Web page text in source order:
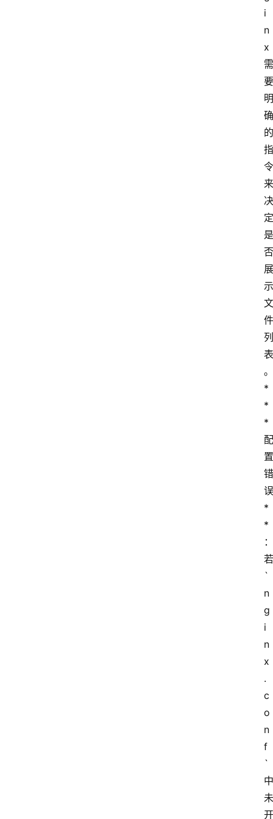
i
n
x
需
要
明
确
的
指
令
来
决
定
是
否
展
示
文
件
列
表
。
*
*
*
配
置
错
误
*
*
：
若
`
n
g
i
n
x
.
c
o
n
f
`
中
未
开